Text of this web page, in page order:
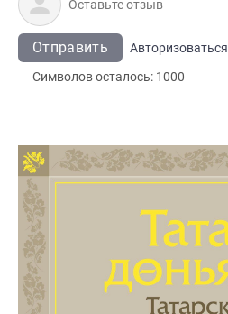
Отправить
Авторизоваться
Символов осталось: 1000